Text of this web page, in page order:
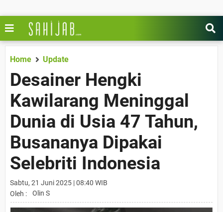
Home Update
Desainer Hengki
Kawilarang Meninggal
Dunia di Usia 47 Tahun,
Busananya Dipakai
Selebriti Indonesia
Sabtu, 21 Juni 2025 | 08:40 WIB
Oleh :
Olin S